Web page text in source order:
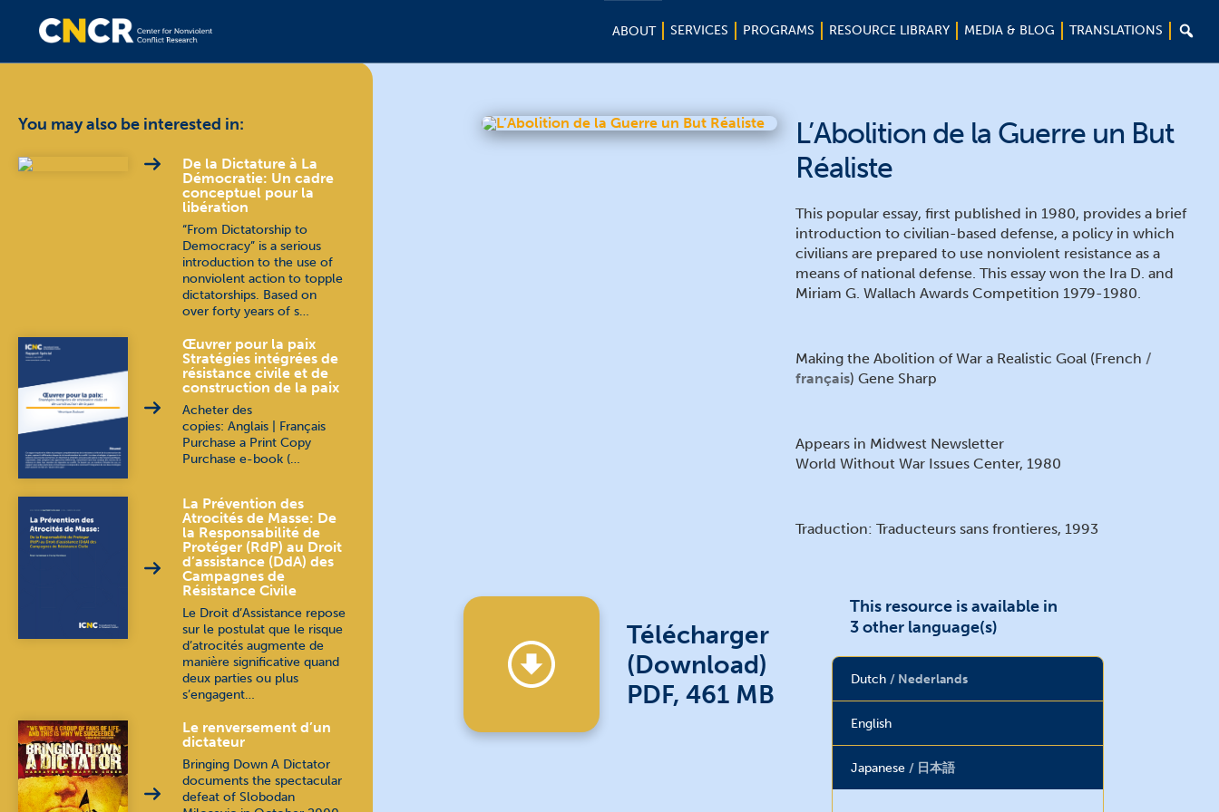
ABOUT SERVICES PROGRAMS RESOURCE LIBRARY MEDIA & BLOG TRANSLATIONS 
L’Abolition de la Guerre un But
Réaliste
This popular essay, first published in 1980, provides a brief
introduction to civilian-based defense, a policy in which
civilians are prepared to use nonviolent resistance as a
means of national defense. This essay won the Ira D. and
Miriam G. Wallach Awards Competition 1979-1980.
Making the Abolition of War a Realistic Goal (French
français) Gene Sharp
Appears in Midwest Newsletter
World Without War Issues Center, 1980
Traduction: Traducteurs sans frontieres, 1993
Material on this page appears with permission of The
Albert Einstein Institution (AEI). For questions regarding
translation, reproduction, or purchase, please
Télécharger
(Download)
PDF, 461 MB
This resource is available in
3 other language(s)
Dutch Nederlands
English
Japanese 日本語
You may also be interested in:
De la Dictature à La
Démocratie: Un cadre
conceptuel pour la
libération
“From Dictatorship to
Democracy” is a serious
introduction to the use of
nonviolent action to topple
dictatorships. Based on
over forty years of s…
Œuvrer pour la paix
Stratégies intégrées de
résistance civile et de
construction de la paix
Acheter des
copies: Anglais | Français
Purchase a Print Copy
Purchase e-book (…
La Prévention des
Atrocités de Masse: De
la Responsabilité de
Protéger (RdP) au Droit
d’assistance (DdA) des
Campagnes de
Résistance Civile
Le Droit d’Assistance repose
sur le postulat que le risque
d’atrocités augmente de
manière significative quand
deux parties ou plus
s’engagent…
Le renversement d’un
dictateur
Bringing Down A Dictator
documents the spectacular
defeat of Slobodan